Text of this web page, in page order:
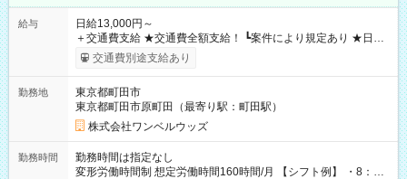
給与
日給13,000円～
＋交通費支給 ★交通費全額支給！ ┗案件により規定あり ★日払
いOK！（規定あり） ┗働いたその日に現金GET♪ お仕事後はコ
ンビニATMから 日払い分を引き落とせます！ 【試用期間】試
交通費別途支給あり
勤務地
東京都町田市
東京都町田市原町田（最寄り駅：町田駅）
株式会社ワンベルウッズ
勤務時間
勤務時間は指定なし
変形労働時間制 想定労働時間160時間/月 【シフト例】 ・8：00